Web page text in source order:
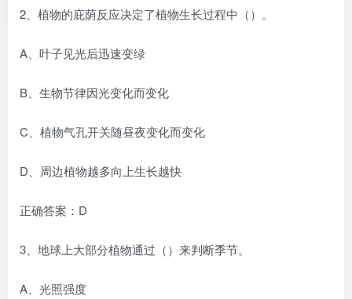
2、植物的庇荫反应决定了植物生长过程中（）。
A、叶子见光后迅速变绿
B、生物节律因光变化而变化
C、植物气孔开关随昼夜变化而变化
D、周边植物越多向上生长越快
正确答案：D
3、地球上大部分植物通过（）来判断季节。
A、光照强度